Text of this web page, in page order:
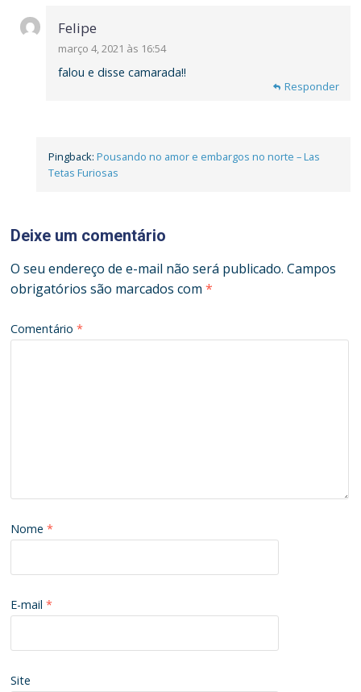
Responder
Felipe
março 4, 2021 às 16:54
falou e disse camarada!!
Responder
Pingback:Pousando no amor e embargos no norte – Las
Tetas Furiosas
Deixe um comentário
O seu endereço de e-mail não será publicado. Campos
obrigatórios são marcados com*
Comentário*
Nome*
E-mail*
Site